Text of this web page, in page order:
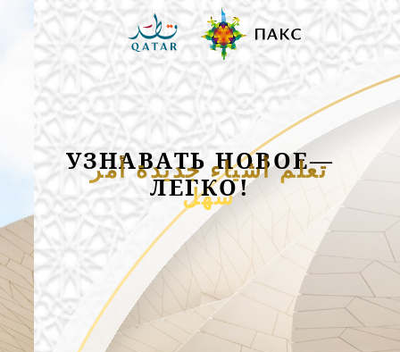
УЗНАВАТЬ НОВОЕ—
ЛЕГКО!
تعلم أشياء جديدة أمر
سهل